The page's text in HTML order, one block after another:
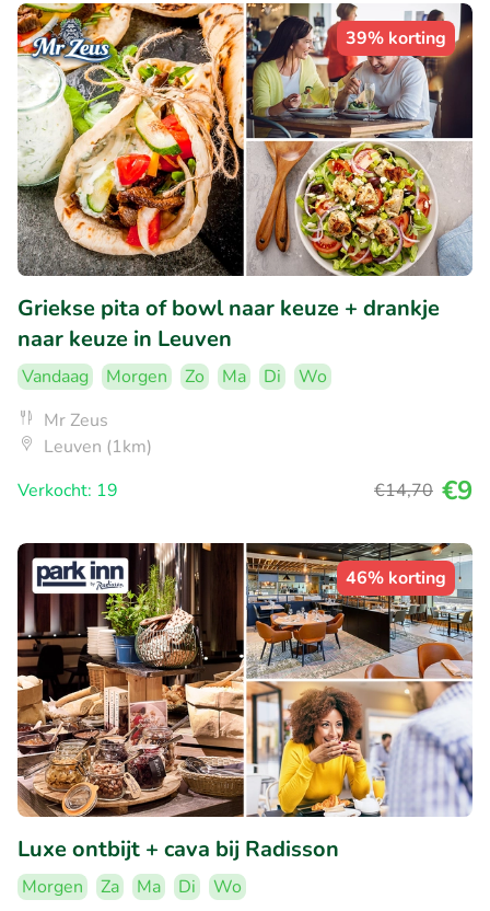
39% korting
Griekse pita of bowl naar keuze + drankje
naar keuze in Leuven
Vandaag Morgen Zo Ma Di
Wo
Mr Zeus
Leuven (1km)
Verkocht: 19
€14,70 €9
46% korting
Luxe ontbijt + cava bij Radisson
Morgen Za Ma Di
Wo